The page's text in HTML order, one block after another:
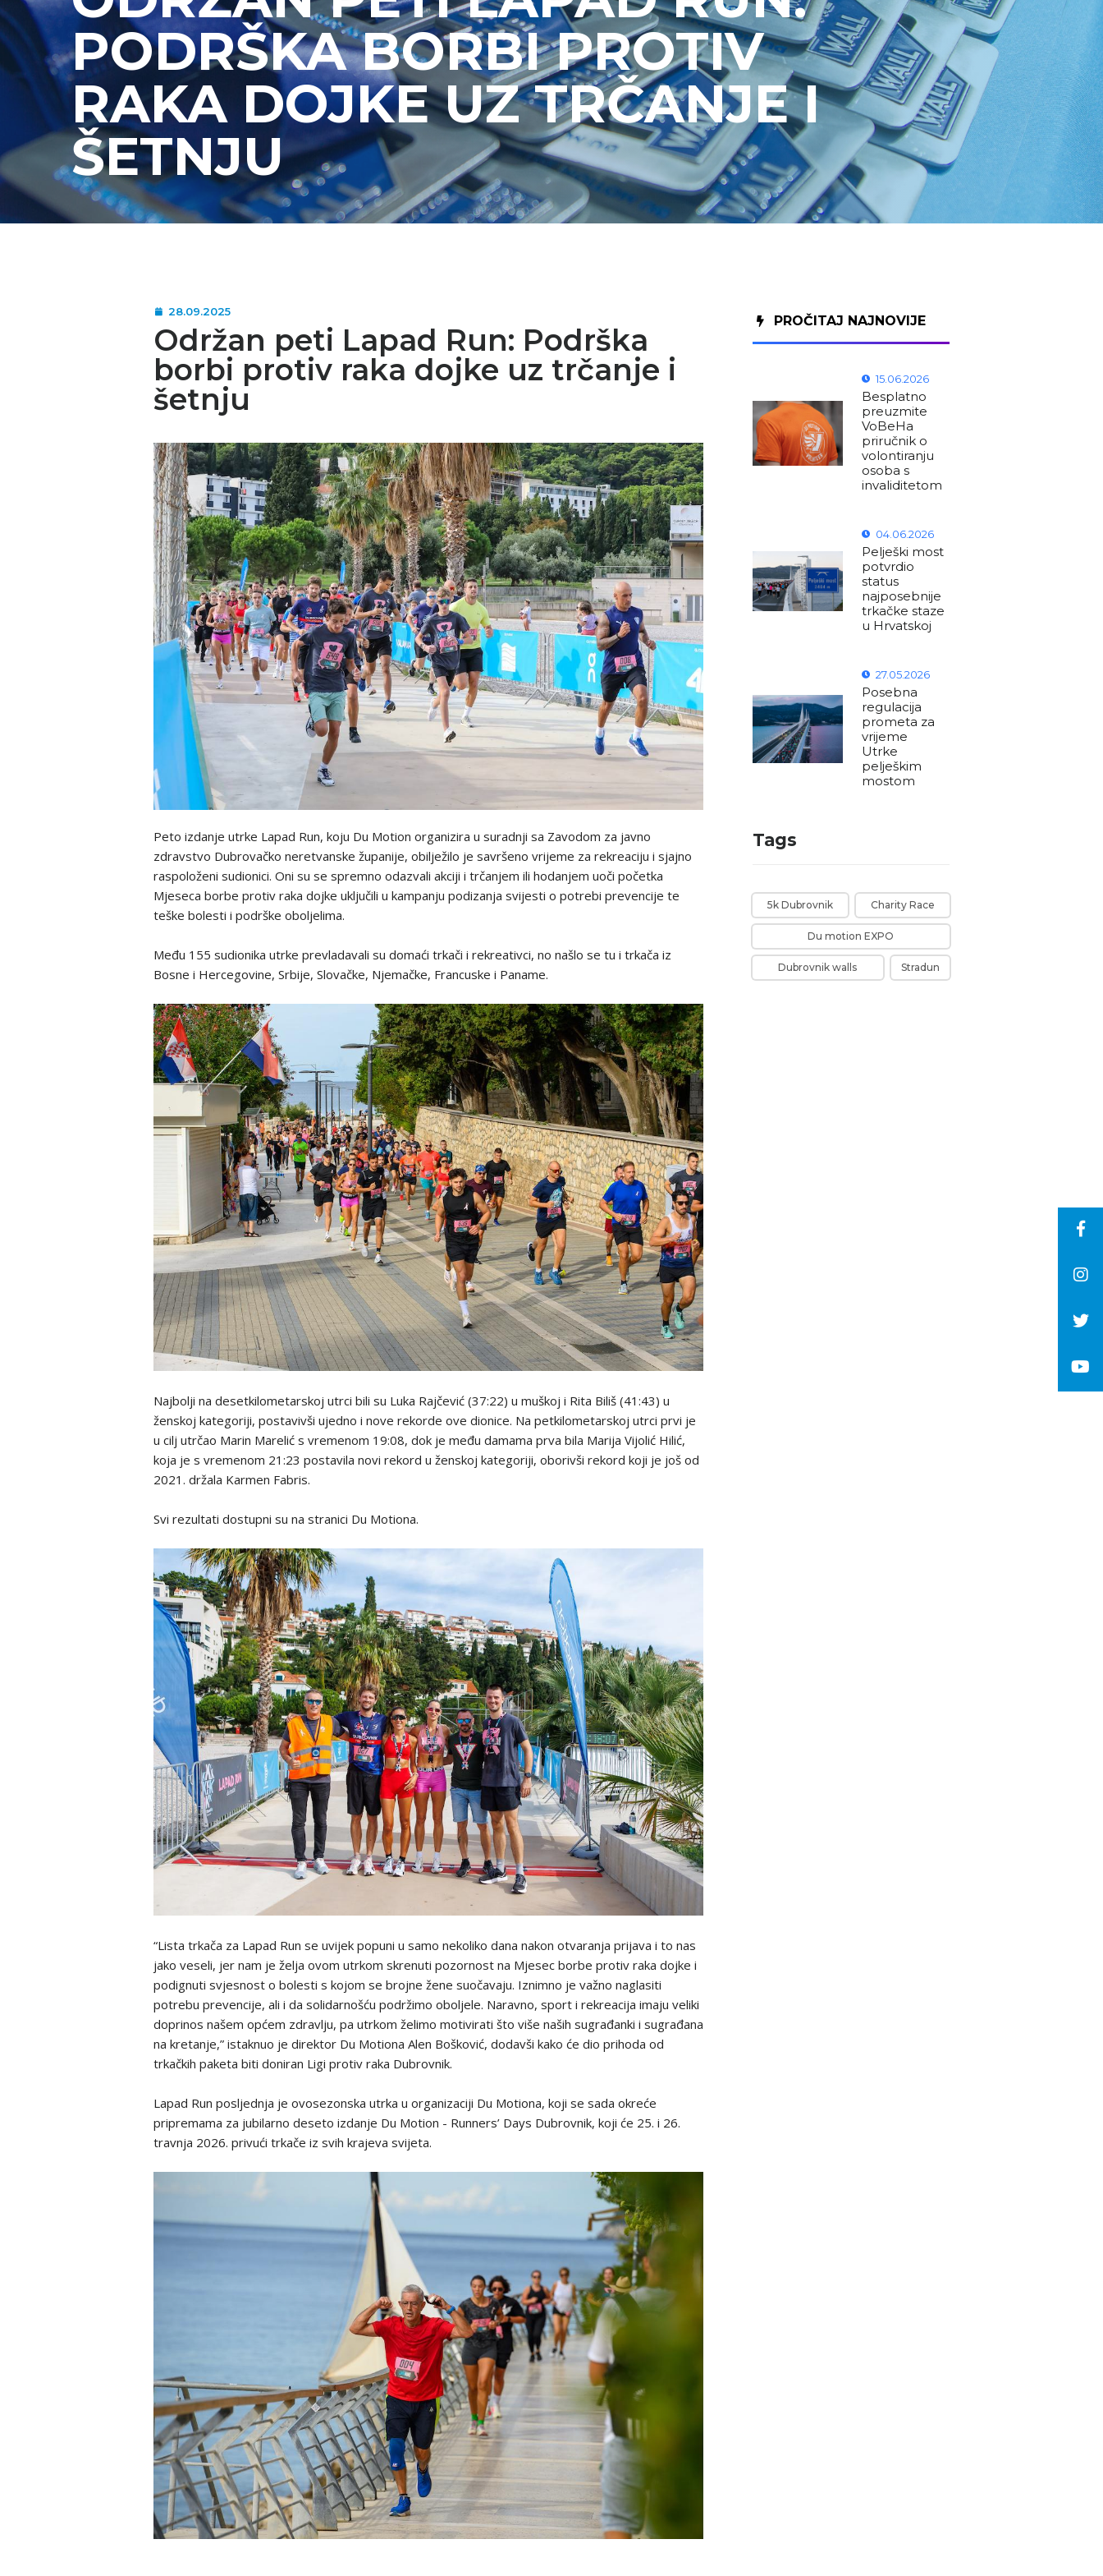
PODRŠKA BORBI PROTIV
RAKA DOJKE UZ TRČANJE I
ŠETNJU
28.09.2025
Održan peti Lapad Run: Podrška
borbi protiv raka dojke uz trčanje i
šetnju
Peto izdanje utrke Lapad Run, koju Du Motion organizira u suradnji sa Zavodom za javno
zdravstvo Dubrovačko neretvanske županije, obilježilo je savršeno vrijeme za rekreaciju i sjajno
raspoloženi sudionici. Oni su se spremno odazvali akciji i trčanjem ili hodanjem uoči početka
Mjeseca borbe protiv raka dojke uključili u kampanju podizanja svijesti o potrebi prevencije te
teške bolesti i podrške oboljelima.
Među 155 sudionika utrke prevladavali su domaći trkači i rekreativci, no našlo se tu i trkača iz
Bosne i Hercegovine, Srbije, Slovačke, Njemačke, Francuske i Paname.
Najbolji na desetkilometarskoj utrci bili su Luka Rajčević (37:22) u muškoj i Rita Biliš (41:43) u
ženskoj kategoriji, postavivši ujedno i nove rekorde ove dionice. Na petkilometarskoj utrci prvi je
u cilj utrčao Marin Marelić s vremenom 19:08, dok je među damama prva bila Marija Vijolić Hilić,
koja je s vremenom 21:23 postavila novi rekord u ženskoj kategoriji, oborivši rekord koji je još od
2021. držala Karmen Fabris.
Svi rezultati dostupni su na stranici Du Motiona.
“Lista trkača za Lapad Run se uvijek popuni u samo nekoliko dana nakon otvaranja prijava i to nas
jako veseli, jer nam je želja ovom utrkom skrenuti pozornost na Mjesec borbe protiv raka dojke i
podignuti svjesnost o bolesti s kojom se brojne žene suočavaju. Iznimno je važno naglasiti
potrebu prevencije, ali i da solidarnošću podržimo oboljele. Naravno, sport i rekreacija imaju veliki
doprinos našem općem zdravlju, pa utrkom želimo motivirati što više naših sugrađanki i sugrađana
na kretanje,” istaknuo je direktor Du Motiona Alen Bošković, dodavši kako će dio prihoda od
trkačkih paketa biti doniran Ligi protiv raka Dubrovnik.
Lapad Run posljednja je ovosezonska utrka u organizaciji Du Motiona, koji se sada okreće
pripremama za jubilarno deseto izdanje Du Motion - Runners’ Days Dubrovnik, koji će 25. i 26.
travnja 2026. privući trkače iz svih krajeva svijeta.
PROČITAJ NAJNOVIJE
15.06.2026
Besplatno
preuzmite
VoBeHa
priručnik o
volontiranju
osoba s
invaliditetom
04.06.2026
Pelješki most
potvrdio
status
najposebnije
trkačke staze
u Hrvatskoj
27.05.2026
Posebna
regulacija
prometa za
vrijeme
Utrke
pelješkim
mostom
Tags
5k Dubrovnik Charity Race
Du motion EXPO
Dubrovnik walls Stradun